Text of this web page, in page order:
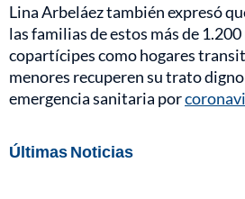
Lina Arbeláez también expresó
las familias de estos más de
copartícipes como hogares
menores recuperen su trato
emergencia sanitaria por
Últimas Noticias